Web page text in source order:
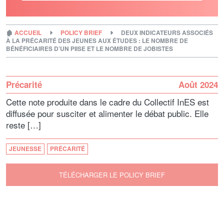
🏚 ACCUEIL POLICY BRIEF
DEUX INDICATEURS ASSOCIÉS
À LA PRÉCARITÉ DES JEUNES AUX ÉTUDES : LE NOMBRE DE
BÉNÉFICIAIRES D’UN PIISE ET LE NOMBRE DE JOBISTES
Précarité Août 2024
Cette note produite dans le cadre du Collectif InES est
diffusée pour susciter et alimenter le débat public. Elle
reste […]
JEUNESSE PRÉCARITÉ
TÉLÉCHARGER LE POLICY BRIEF